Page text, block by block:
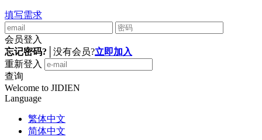
填写需求
会员登入
忘记密码?
没有会员?立即加入
重新登入
查询
Welcome to JIDIEN
Language
繁体中文
简体中文